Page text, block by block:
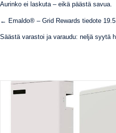
Aurinko ei laskuta – eikä päästä savua.
Posts
navigation
← Emaldo® – Grid Rewards tiedote
Säästä varastoi ja varaudu: neljä syytä